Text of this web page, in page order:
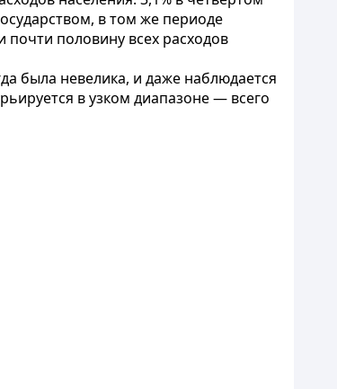
в том же периоде
почти половину всех расходов
была невелика, и даже наблюдается
в узком диапазоне — всего